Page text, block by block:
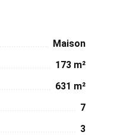
Maison
173 m²
631 m²
7
3